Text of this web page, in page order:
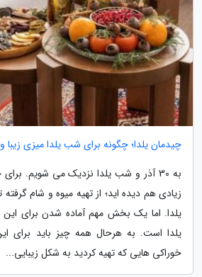
چیدمان یلدا؛ چگونه برای شب یلدا میزی زیبا
به 30 آذر و شب یلدا نزدیک می شویم.
زیادی هم دیده اید؛ از تهیه میوه و شام
یلدا. اما یک بخش مهم آماده شدن برای
یلدا است. به هرحال همه چیز باید برای
خوراکی هایی که تهیه کردید به شکل زیبایی...